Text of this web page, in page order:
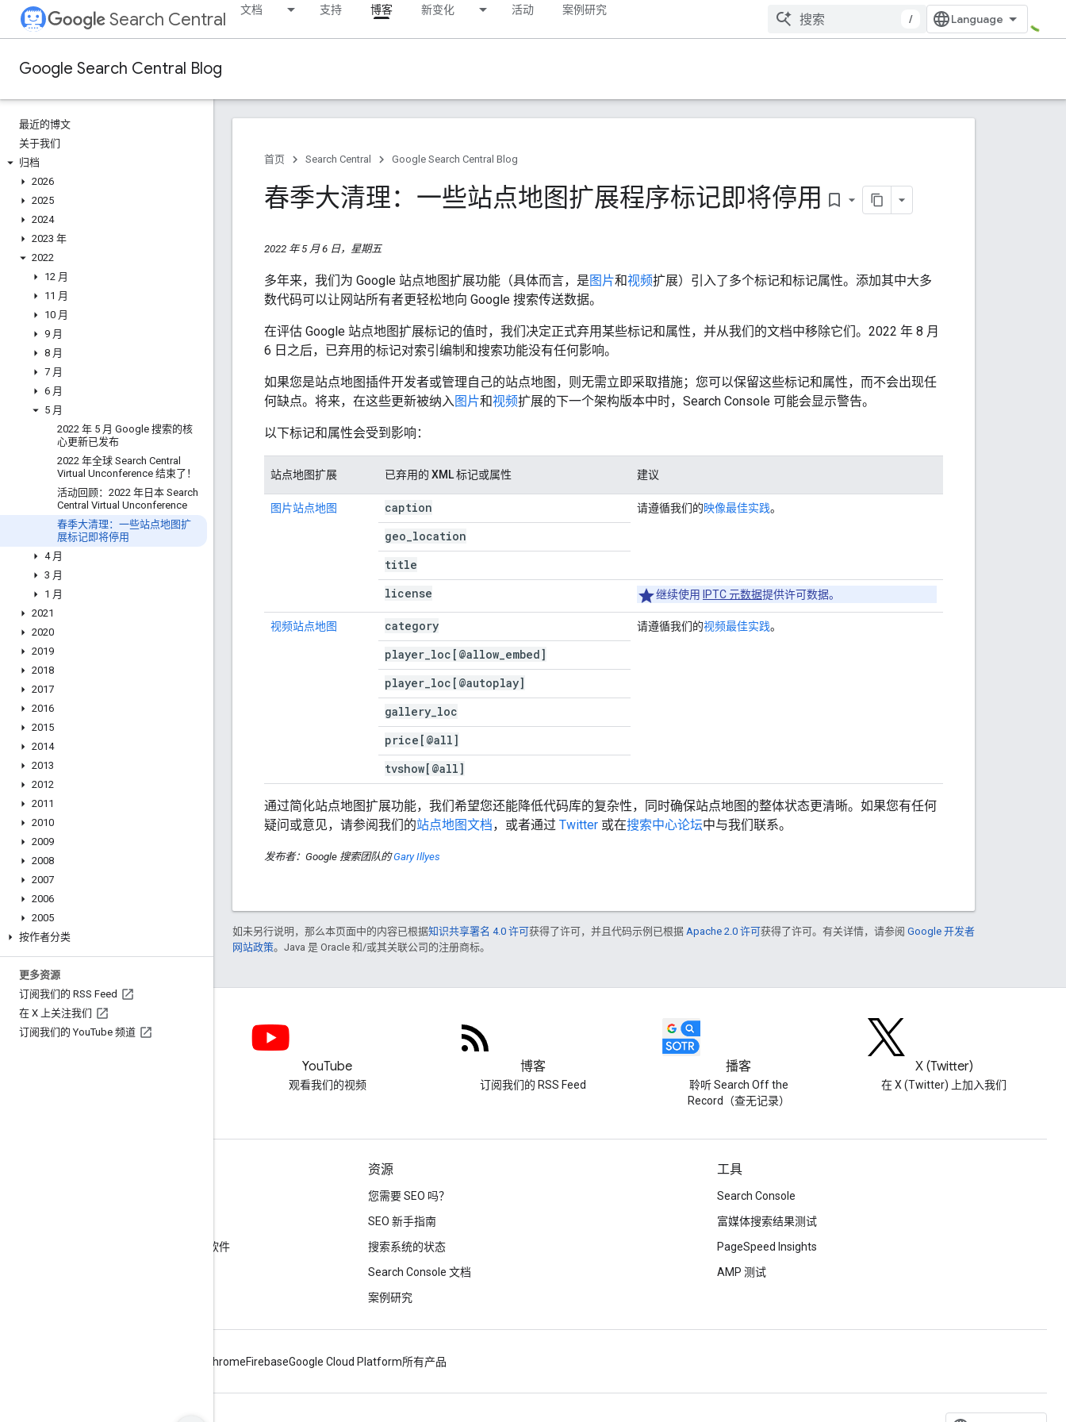
Search Central 文档 支持 博客 新变化 活动 案例研究
/
Google Search Central Blog
最近的博文
关于我们
归档
2026
2025
2024
2023 年
2022
12 月
11 月
10 月
9 月
8 月
7 月
6 月
5 月
2022 年 5 月 Google 搜索的核
心更新已发布
2022 年全球 Search Central
Virtual Unconference 结束了！
活动回顾：2022 年日本 Search
Central Virtual Unconference
春季大清理：一些站点地图扩
展标记即将停用
4 月
3 月
1 月
2021
2020
2019
2018
2017
2016
2015
2014
2013
2012
2011
2010
2009
2008
2007
2006
2005
按作者分类
更多资源
订阅我们的 RSS Feed
在 X 上关注我们
订阅我们的 YouTube 频道
首页 Search Central Google Search Central Blog
春季大清理：一些站点地图扩展程序标记即将停用 bookmark_border
2022 年 5 月 6 日，星期五
多年来，我们为 Google 站点地图扩展功能（具体而言，是图片和视频扩展）引入了多个标记和标记属性。添加其中大多
数代码可以让网站所有者更轻松地向 Google 搜索传送数据。
在评估 Google 站点地图扩展标记的值时，我们决定正式弃用某些标记和属性，并从我们的文档中移除它们。2022 年 8 月
6 日之后，已弃用的标记对索引编制和搜索功能没有任何影响。
如果您是站点地图插件开发者或管理自己的站点地图，则无需立即采取措施；您可以保留这些标记和属性，而不会出现任
何缺点。将来，在这些更新被纳入图片和视频扩展的下一个架构版本中时，Search Console 可能会显示警告。
以下标记和属性会受到影响：
站点地图扩展 已弃用的 XML 标记或属性 建议
图片站点地图 caption 请遵循我们的映像最佳实践。
geo location
title
license
继续使用 IPTC 元数据提供许可数据。
视频站点地图 category 请遵循我们的视频最佳实践。
player loc[@allow embed]
player loc[@autoplay]
gallery loc
price[@all]
tvshow[@all]
通过简化站点地图扩展功能，我们希望您还能降低代码库的复杂性，同时确保站点地图的整体状态更清晰。如果您有任何
疑问或意见，请参阅我们的站点地图文档，或者通过 Twitter 或在搜索中心论坛中与我们联系。
发布者：Google 搜索团队的Gary Illyes
如未另行说明，那么本页面中的内容已根据知识共享署名 4.0 许可获得了许可，并且代码示例已根据 Apache 2.0 许可获得了许可。有关详情，请参阅 Google 开发者
网站政策。Java 是 Oracle 和/或其关联公司的注册商标。
YouTube
观看我们的视频
博客
订阅我们的 RSS Feed
播客
聆听 Search Off the
Record（查无记录）
X (Twitter)
在 X (Twitter) 上加入我们
举报垃圾内容、钓鱼式攻击内容或恶意软件
资源
您需要 SEO 吗？
SEO 新手指南
搜索系统的状态
Search Console 文档
案例研究
工具
Search Console
富媒体搜索结果测试
PageSpeed Insights
AMP 测试
ChromeFirebaseGoogle Cloud Platform所有产品